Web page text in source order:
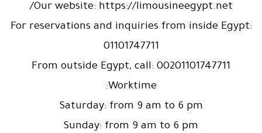
Our website: https://limousineegypt.net/
For reservations and inquiries from inside Egypt:
01101747711
From outside Egypt, call: 00201101747711
Worktime:
Saturday: from 9 am to 6 pm
Sunday: from 9 am to 6 pm